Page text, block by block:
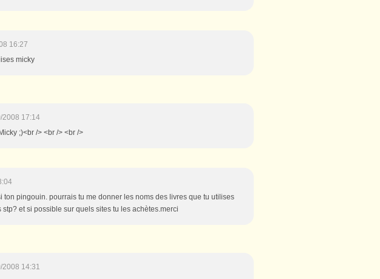
16:27
micky
2008 17:14
;)<br /> <br /> <br />
ton pingouin. pourrais tu me donner les noms des livres que tu utilises
et si possible sur quels sites tu les achètes.merci
2008 14:31